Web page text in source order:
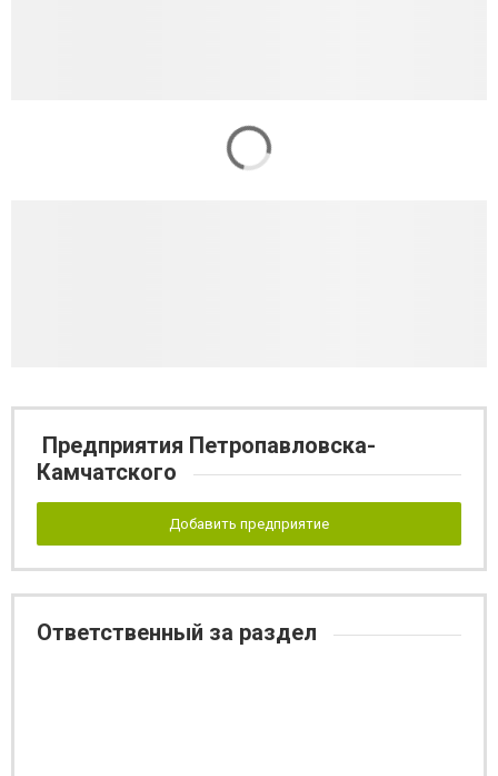
Предприятия Петропавловска-
Камчатского
Добавить предприятие
Ответственный за раздел